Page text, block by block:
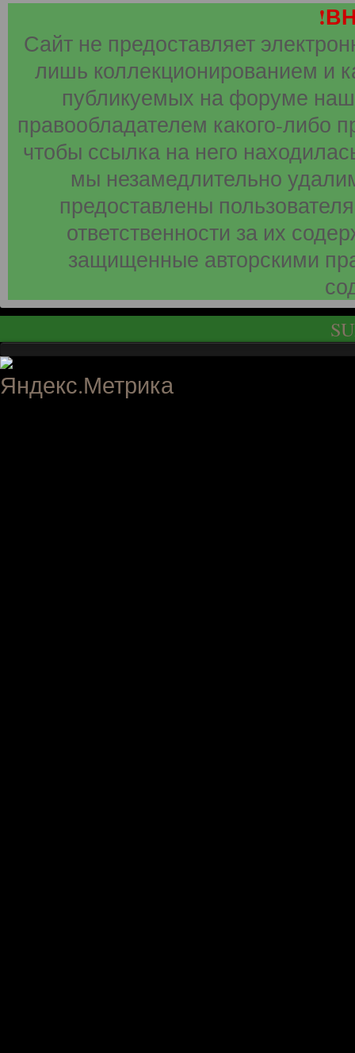
Сайт не предоставляет
лишь коллекционированием и
публикуемых на форуме
правообладателем какого-либо
чтобы ссылка на него
мы незамедлительно
предоставлены
ответственности за их
защищенные авторскими